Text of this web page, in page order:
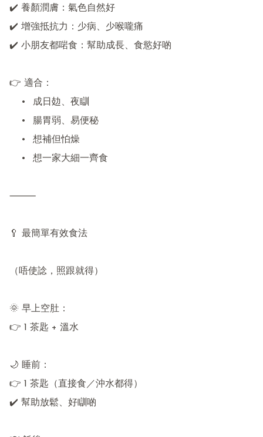
✔️ 養顏潤膚：氣色自然好
✔️ 增強抵抗力：少病、少喉嚨痛
✔️ 小朋友都啱食：幫助成長、食慾好啲
👉 適合：
⸻
🥄 最簡單有效食法
（唔使諗，照跟就得）
🌞 早上空肚：
👉 1 茶匙 + 溫水
🌙 睡前：
👉 1 茶匙（直接食／沖水都得）
✔️ 幫助放鬆、好瞓啲